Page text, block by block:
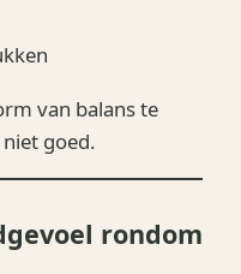
van balans te
goed.
rondom